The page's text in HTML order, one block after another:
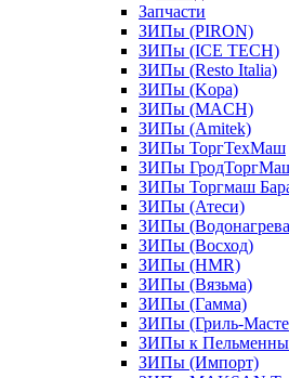
Запчасти
ЗИПы (PIRON)
ЗИПы (ICE TECH)
ЗИПы (Resto Italia)
ЗИПы (Kopa)
ЗИПы (MACH)
ЗИПы (Amitek)
ЗИПы ТоргТехМаш
ЗИПы
ЗИПы Торгмаш
ЗИПы (Атеси)
ЗИПы
ЗИПы (Восход)
ЗИПы (HMR)
ЗИПы (Вязьма)
ЗИПы (Гамма)
ЗИПы (Гриль-
ЗИПы к
ЗИПы (Импорт)